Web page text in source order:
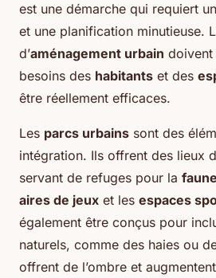
est une démarche qui requiert
et une planification minutieuse.
d’aménagement urbain
besoins des habitants et des
être réellement efficaces.
Les parcs urbains sont des
intégration. Ils offrent des lieux
servant de refuges pour la faune
aires de jeux et les espaces
également être conçus pour
naturels, comme des haies ou
offrent de l’ombre et